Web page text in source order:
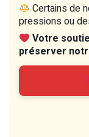
Certains de
pressions ou
Votre
préserver